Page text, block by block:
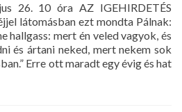
26. 10 óra AZ IGEHIRDETÉS
látomásban ezt mondta Pálnak:
hallgass: mert én veled vagyok, és
és ártani neked, mert nekem sok
Erre ott maradt egy évig és hat